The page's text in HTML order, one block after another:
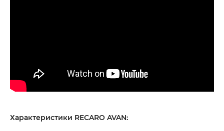
Характеристики RECARO AVAN: